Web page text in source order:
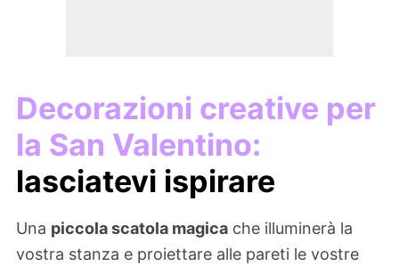
Decorazioni creative per
la San Valentino:
lasciatevi ispirare
Una piccola scatola magica che illuminerà la
vostra stanza e proiettare alle pareti le vostre